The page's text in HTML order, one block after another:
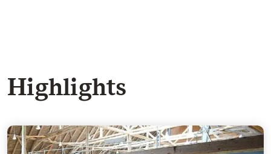
Highlights
Das Gebäude - Die Römer und ihre Badekultur